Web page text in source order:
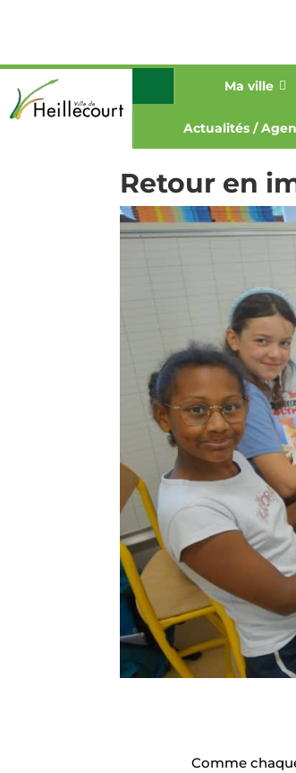
Ma ville
Actualités /
Retour en
Comme